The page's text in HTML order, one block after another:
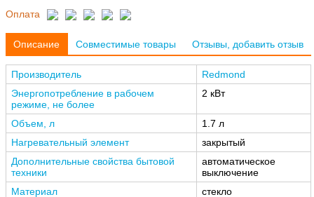
Оплата
Описание Совместимые товары Отзывы, добавить отзыв
Производитель
Redmond
Энергопотребление в рабочем
режиме, не более
2 кВт
Объем, л
1.7 л
Нагревательный элемент
закрытый
Дополнительные свойства бытовой
техники
автоматическое
выключение
Материал
стекло